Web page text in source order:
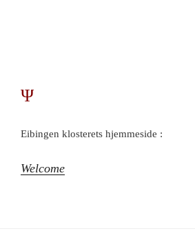
Ψ
Eibingen klosterets hjemmeside :
Welcome